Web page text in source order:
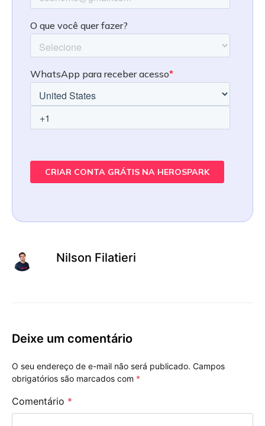
Nilson Filatieri
Deixe um comentário
O seu endereço de e-mail não será publicado. Campos
obrigatórios são marcados com *
Comentário *